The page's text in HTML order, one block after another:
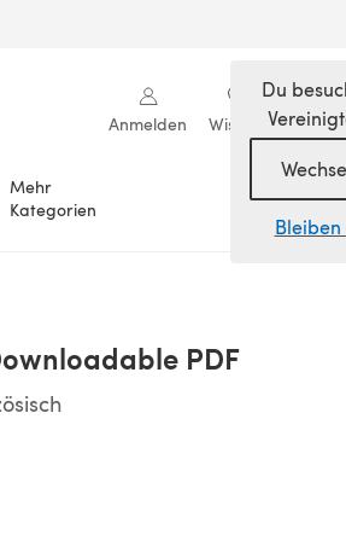
Anmelden Wishlist Meine
Mehr
Kategorien
Anlässe
Du
PDF